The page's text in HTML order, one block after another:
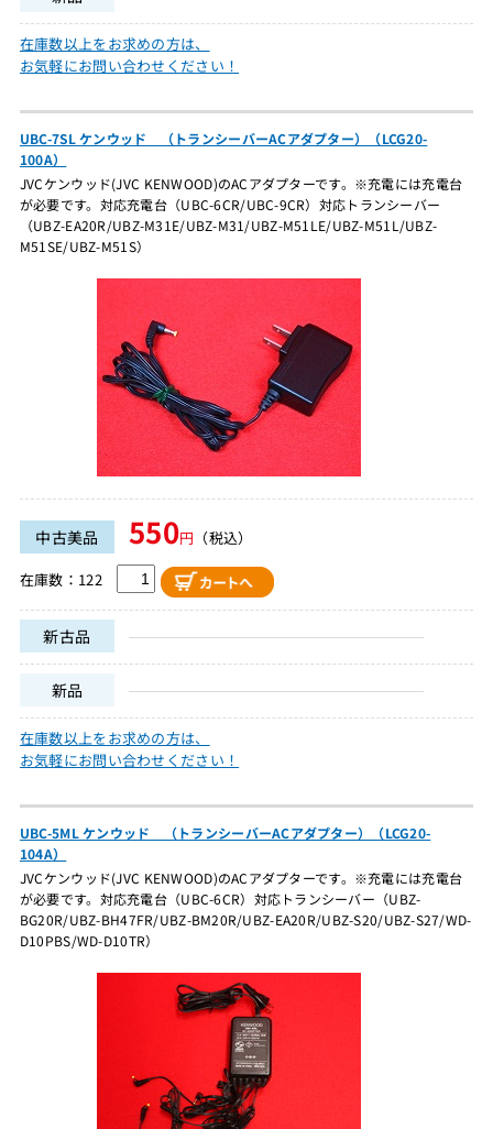
在庫数以上をお求めの方は、
お気軽にお問い合わせください！
UBC-7SL ケンウッド （トランシーバーACアダプター）（LCG20-
100A）
JVCケンウッド(JVC KENWOOD)のACアダプターです。※充電には充電台
が必要です。対応充電台（UBC-6CR/UBC-9CR）対応トランシーバー
（UBZ-EA20R/UBZ-M31E/UBZ-M31/UBZ-M51LE/UBZ-M51L/UBZ-
M51SE/UBZ-M51S）
中古美品 550円 （税込）
在庫数：122
新古品
新品
在庫数以上をお求めの方は、
お気軽にお問い合わせください！
UBC-5ML ケンウッド （トランシーバーACアダプター）（LCG20-
104A）
JVCケンウッド(JVC KENWOOD)のACアダプターです。※充電には充電台
が必要です。対応充電台（UBC-6CR）対応トランシーバー（UBZ-
BG20R/UBZ-BH47FR/UBZ-BM20R/UBZ-EA20R/UBZ-S20/UBZ-S27/WD-
D10PBS/WD-D10TR）